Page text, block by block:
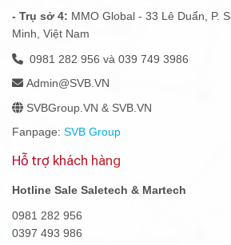
- Trụ sở 4: MMO Global - 33 Lê Duẩn, P.
Minh, Việt Nam
0981 282 956 và 039 749 3986
Admin@SVB.VN
SVBGroup.VN & SVB.VN
Fanpage: SVB Group
Hỗ trợ khách hàng
Hotline Sale Saletech & Martech
0981 282 956
0397 493 986